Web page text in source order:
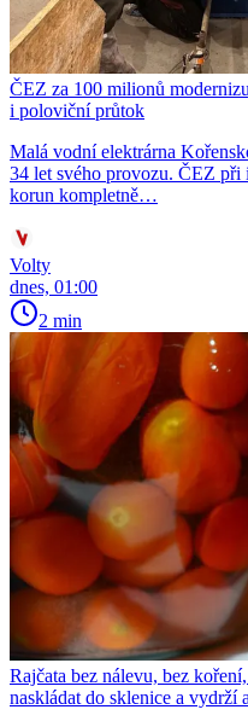
ČEZ za 100 milionů
i poloviční průtok
Malá vodní elektrárna
34 let svého provozu. ČEZ
korun kompletně…
Volty
dnes, 01:00
2 min
Rajčata bez nálevu, bez
naskládat do sklenice a vydrží